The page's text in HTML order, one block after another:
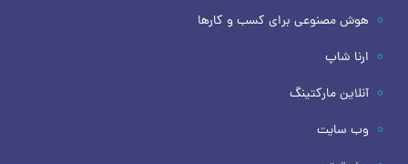
هوش مصنوعی برای کسب و کارها
ارنا شاپ
آنلاین مارکتینگ
وب سایت